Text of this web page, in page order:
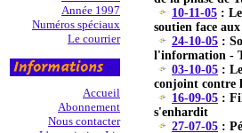
Année 1997
Numéros spéciaux
Le courrier
Accueil
Abonnement
Nous contacter
10-11-05 :
soutien face
24-10-05 :
l'information -
03-10-05 :
conjoint contre
16-09-05 :
s'enhardit
27-07-05 :